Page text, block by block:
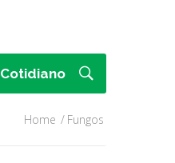
Cotidiano
Home Fungos